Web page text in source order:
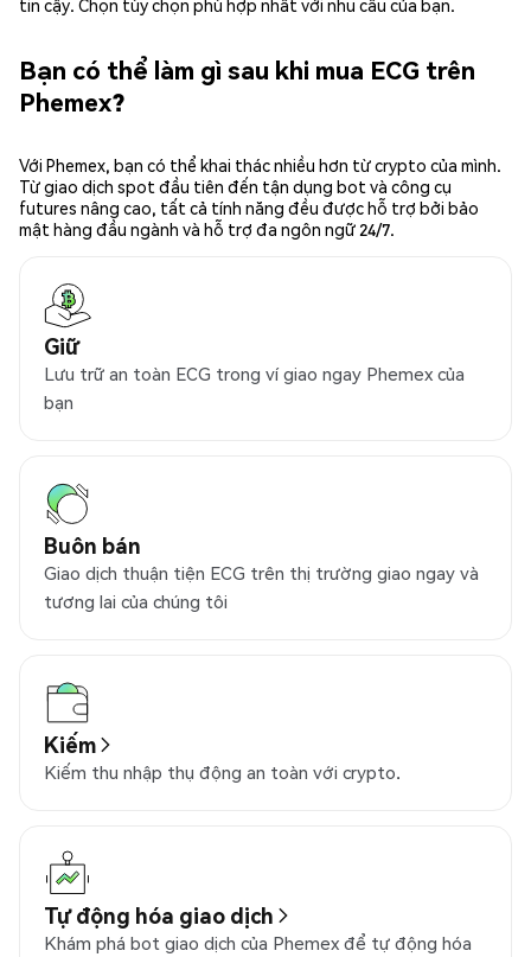
tin cậy. Chọn tùy chọn phù hợp nhất với nhu cầu của bạn.
Bạn có thể làm gì sau khi mua ECG trên
Phemex?
Với Phemex, bạn có thể khai thác nhiều hơn từ crypto của mình.
Từ giao dịch spot đầu tiên đến tận dụng bot và công cụ
futures nâng cao, tất cả tính năng đều được hỗ trợ bởi bảo
mật hàng đầu ngành và hỗ trợ đa ngôn ngữ 24/7.
Giữ
Lưu trữ an toàn ECG trong ví giao ngay Phemex của
bạn
Buôn bán
Giao dịch thuận tiện ECG trên thị trường giao ngay và
tương lai của chúng tôi
Kiếm
Kiếm thu nhập thụ động an toàn với crypto.
Tự động hóa giao dịch
Khám phá bot giao dịch của Phemex để tự động hóa